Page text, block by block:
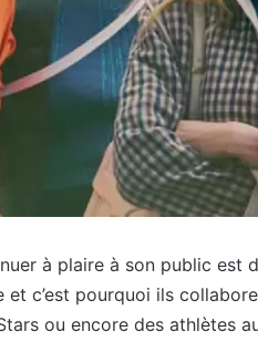
à plaire à son public est
c’est pourquoi ils
ou encore des athlètes